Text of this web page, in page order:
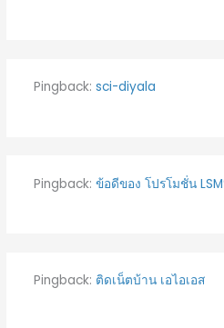
Pingback: sci-diyala
Pingback: ข้อดีของ โปรโมชั่น
Pingback: ติดเน็ตบ้าน เอไอเอส